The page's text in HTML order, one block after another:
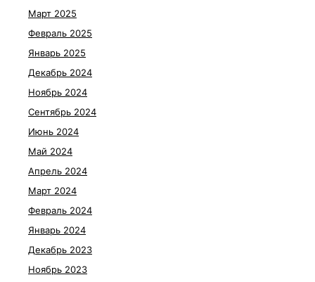
Март 2025
Февраль 2025
Январь 2025
Декабрь 2024
Ноябрь 2024
Сентябрь 2024
Июнь 2024
Май 2024
Апрель 2024
Март 2024
Февраль 2024
Январь 2024
Декабрь 2023
Ноябрь 2023